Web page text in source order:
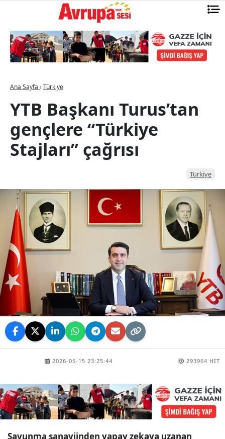
Ana Sayfa › Türkiye
YTB Başkanı Turus’tan
gençlere “Türkiye
Stajları” çağrısı
Türkiye
2026-05-15 23:25:44 293964 HIT
Savunma sanayiinden yapay zekaya uzanan